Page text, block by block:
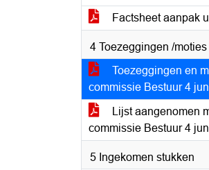
Factsheet aanpak
4 Toezeggingen /moties
Toezeggingen en
commissie Bestuur 4
Lijst aangenomen
commissie Bestuur 4
5 Ingekomen stukken